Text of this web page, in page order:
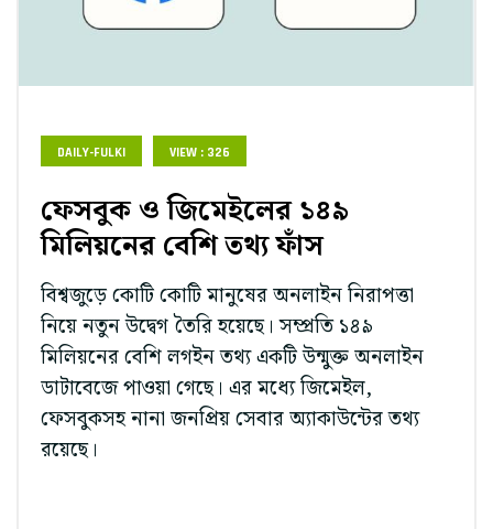
DAILY-FULKI VIEW : 326
ফেসবুক ও জিমেইলের ১৪৯
মিলিয়নের বেশি তথ্য ফাঁস
বিশ্বজুড়ে কোটি কোটি মানুষের অনলাইন নিরাপত্তা
নিয়ে নতুন উদ্বেগ তৈরি হয়েছে। সম্প্রতি ১৪৯
মিলিয়নের বেশি লগইন তথ্য একটি উন্মুক্ত অনলাইন
ডাটাবেজে পাওয়া গেছে। এর মধ্যে জিমেইল,
ফেসবুকসহ নানা জনপ্রিয় সেবার অ্যাকাউন্টের তথ্য
রয়েছে।